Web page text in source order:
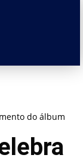
do álbum